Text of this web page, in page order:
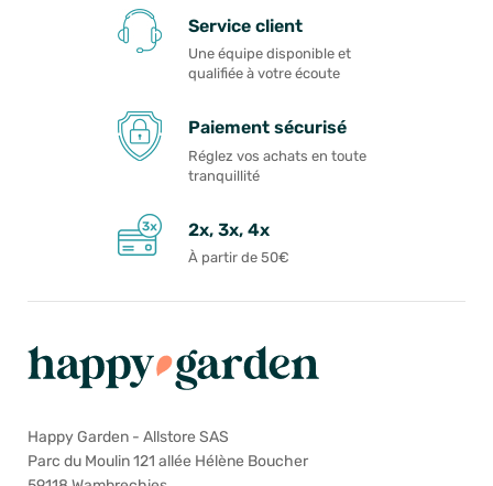
Service client
Une équipe disponible et
qualifiée à votre écoute
Paiement sécurisé
Réglez vos achats en toute
tranquillité
2x, 3x, 4x
À partir de 50€
Happy Garden - Allstore SAS
Parc du Moulin 121 allée Hélène Boucher